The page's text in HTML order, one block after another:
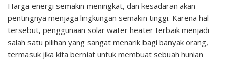
Alasan
Solar
Water
Heater
Cocok
Harga energi semakin meningkat, dan kesadaran akan
pentingnya menjaga lingkungan semakin tinggi. Karena hal
tersebut, penggunaan solar water heater terbaik menjadi
salah satu pilihan yang sangat menarik bagi banyak orang,
termasuk jika kita berniat untuk membuat sebuah hunian